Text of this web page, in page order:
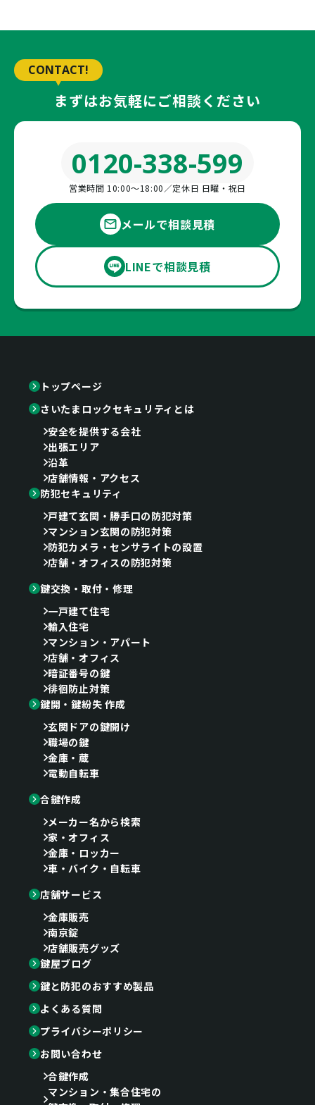
CONTACT!
まずはお気軽にご相談ください
0120-338-599
営業時間 10:00〜18:00／定休日 日曜・祝日
メールで相談見積
LINEで相談見積
トップページ
さいたまロックセキュリティとは
安全を提供する会社
出張エリア
沿革
店舗情報・アクセス
防犯セキュリティ
戸建て玄関・勝手口の防犯対策
マンション玄関の防犯対策
防犯カメラ・センサライトの設置
店舗・オフィスの防犯対策
鍵交換・取付・修理
一戸建て住宅
輸入住宅
マンション・アパート
店舗・オフィス
暗証番号の鍵
徘徊防止対策
鍵開・鍵紛失 作成
玄関ドアの鍵開け
職場の鍵
金庫・蔵
電動自転車
合鍵作成
メーカー名から検索
家・オフィス
金庫・ロッカー
車・バイク・自転車
店舗サービス
金庫販売
南京錠
店舗販売グッズ
鍵屋ブログ
鍵と防犯のおすすめ製品
よくある質問
プライバシーポリシー
お問い合わせ
合鍵作成
マンション・集合住宅の